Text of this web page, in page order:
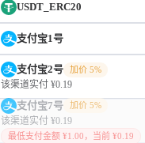
USDT_ERC20
支付宝1号
支付宝2号 加价 5%
该渠道实付 ¥0.19
支付宝7号 加价 5%
该渠道实付 ¥0.19
最低支付金额 ¥1.00，当前 ¥0.19